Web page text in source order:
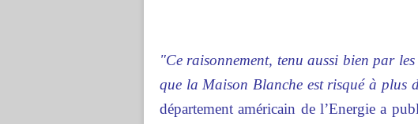
"Ce raisonnement, tenu aussi bien par
que la Maison Blanche est risqué à plus
département américain de l’Energie a